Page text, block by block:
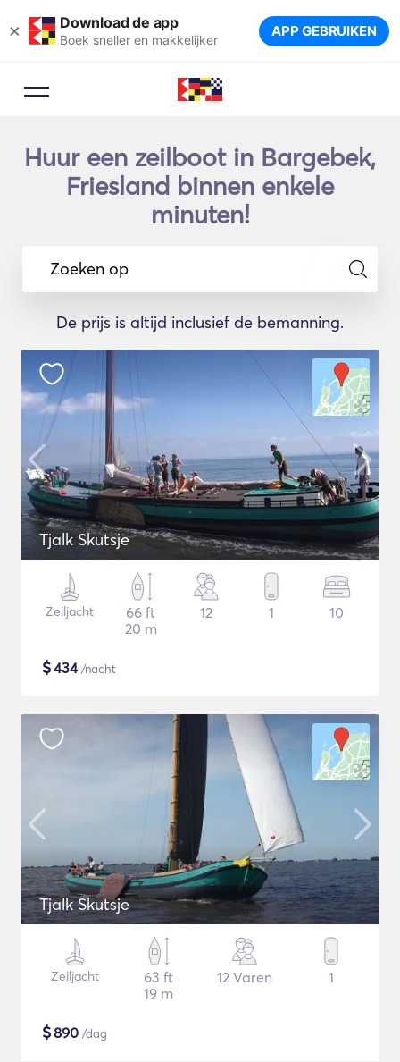
× Download de app
Boek sneller en makkelijker APP GEBRUIKEN
Huur een zeilboot in Bargebek,
Friesland binnen enkele
minuten!
Zoeken op
De prijs is altijd inclusief de bemanning.
Tjalk Skutsje
Zeiljacht
66 ft
20 m
12 1 10
$434/nacht
Tjalk Skutsje
Zeiljacht
63 ft
19 m
12 Varen 1
$890 /dag